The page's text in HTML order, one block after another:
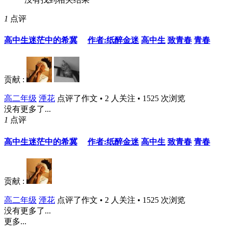
1 点评
高中生迷茫中的希冀 作者:纸醉金迷 高中生 致青春 青春
贡献 :
高二年级 湮花 点评了作文 • 2 人关注 • 1525 次浏览
没有更多了...
1 点评
高中生迷茫中的希冀 作者:纸醉金迷 高中生 致青春 青春
贡献 :
高二年级 湮花 点评了作文 • 2 人关注 • 1525 次浏览
没有更多了...
更多...